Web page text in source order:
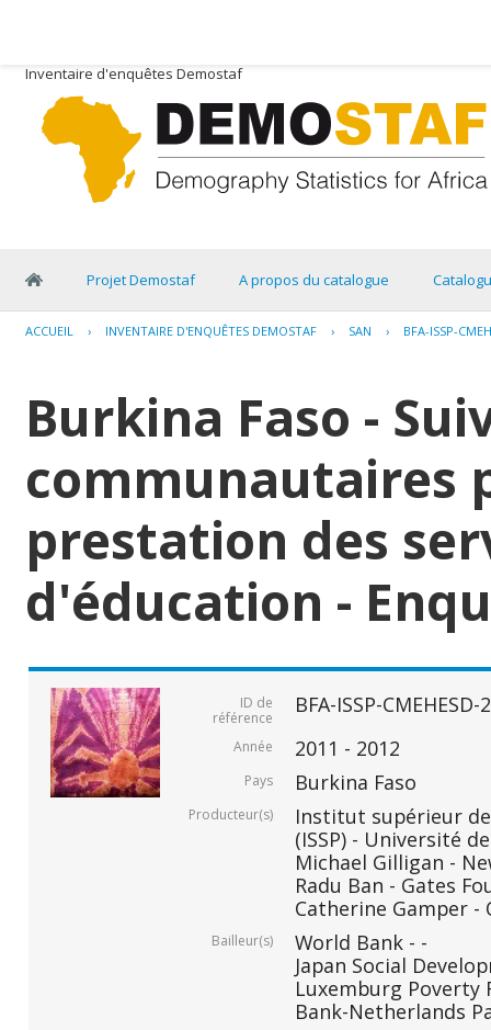
Inventaire d'enquêtes Demostaf
Projet Demostaf A propos du catalogue
ACCUEIL › INVENTAIRE D'ENQUÊTES DEMOSTAF › SAN › BFA-ISSP-
Burkina Faso -
communautaires
prestation des
d'éducation -
ID de
référence
BFA-ISSP-
Année 2011 - 2012
Pays Burkina Faso
Producteur(s)
Institut supérieur
(ISSP) - Université
Michael Gilligan -
Radu Ban - Gates
Catherine Gamper
Bailleur(s)
World Bank - -
Japan Social
Luxemburg Poverty
Bank-Netherlands